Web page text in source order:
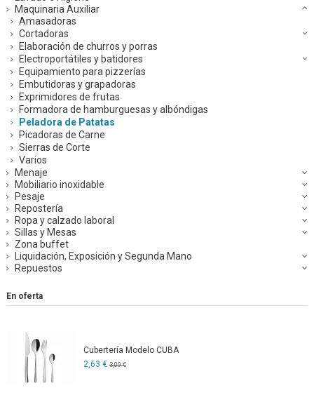
Maquinaria Auxiliar
Amasadoras
Cortadoras
Elaboración de churros y porras
Electroportátiles y batidores
Equipamiento para pizzerías
Embutidoras y grapadoras
Exprimidores de frutas
Formadora de hamburguesas y albóndigas
Peladora de Patatas
Picadoras de Carne
Sierras de Corte
Varios
Menaje
Mobiliario inoxidable
Pesaje
Repostería
Ropa y calzado laboral
Sillas y Mesas
Zona buffet
Liquidación, Exposición y Segunda Mano
Repuestos
En oferta
Cubertería Modelo CUBA
2,63 € 3,09 €